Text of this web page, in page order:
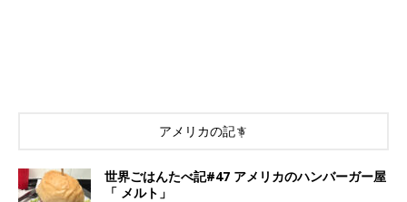
アメリカの記事
世界ごはんたべ記#47 アメリカのハンバーガー屋
「 メルト」